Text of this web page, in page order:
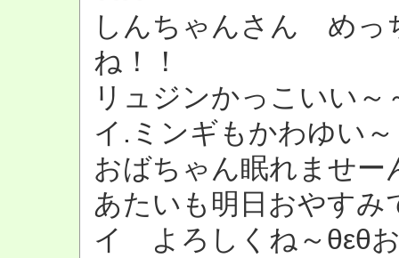
しんちゃんさん めっ
ね！！
リュジンかっこいい～
イ.ミンギもかわゆい
おばちゃん眠れませ
あたいも明日おやす
イ よろしくね～θεθ